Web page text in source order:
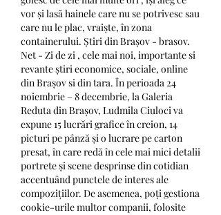
vor și lasă hainele care nu se potrivesc sau
care nu le plac, vraiște, în zona
containerului. Știri din Brașov - brasov.
Net - Zi de zi , cele mai noi, importante si
revante știri economice, sociale, online
din Brașov si din tara. În perioada 24
noiembrie – 8 decembrie, la Galeria
Reduta din Brașov, Ludmila Ciuloci va
expune 15 lucrări grafice în creion, 14
picturi pe pânză și o lucrare pe carton
presat, în care redă în cele mai mici detalii
portrete și scene desprinse din cotidian
accentuând punctele de interes ale
compozițiilor. De asemenea, poți gestiona
cookie-urile multor companii, folosite